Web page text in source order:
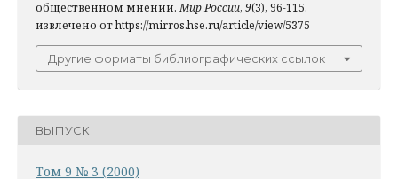
общественном мнении. Мир России, 9(3), 96-115.
извлечено от https://mirros.hse.ru/article/view/5375
Другие форматы библиографических ссылок
ВЫПУСК
Том 9 № 3 (2000)